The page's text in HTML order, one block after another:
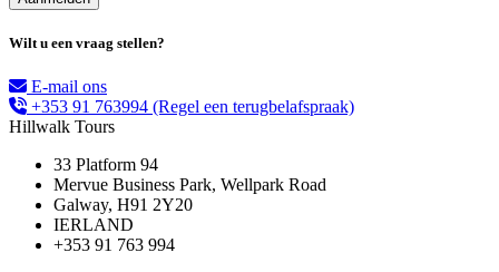
Wilt u een vraag stellen?
E-mail ons
+353 91 763994 (Regel een terugbelafspraak)
Hillwalk Tours
33 Platform 94
Mervue Business Park, Wellpark Road
Galway, H91 2Y20
IERLAND
+353 91 763 994